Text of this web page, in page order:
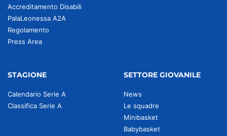
Accreditamento Disabili
PalaLeonessa A2A
Regolamento
Press Area
STAGIONE
Calendario Serie A
Classifica Serie A
SETTORE GIOVANILE
News
Le squadre
Minibasket
Babybasket